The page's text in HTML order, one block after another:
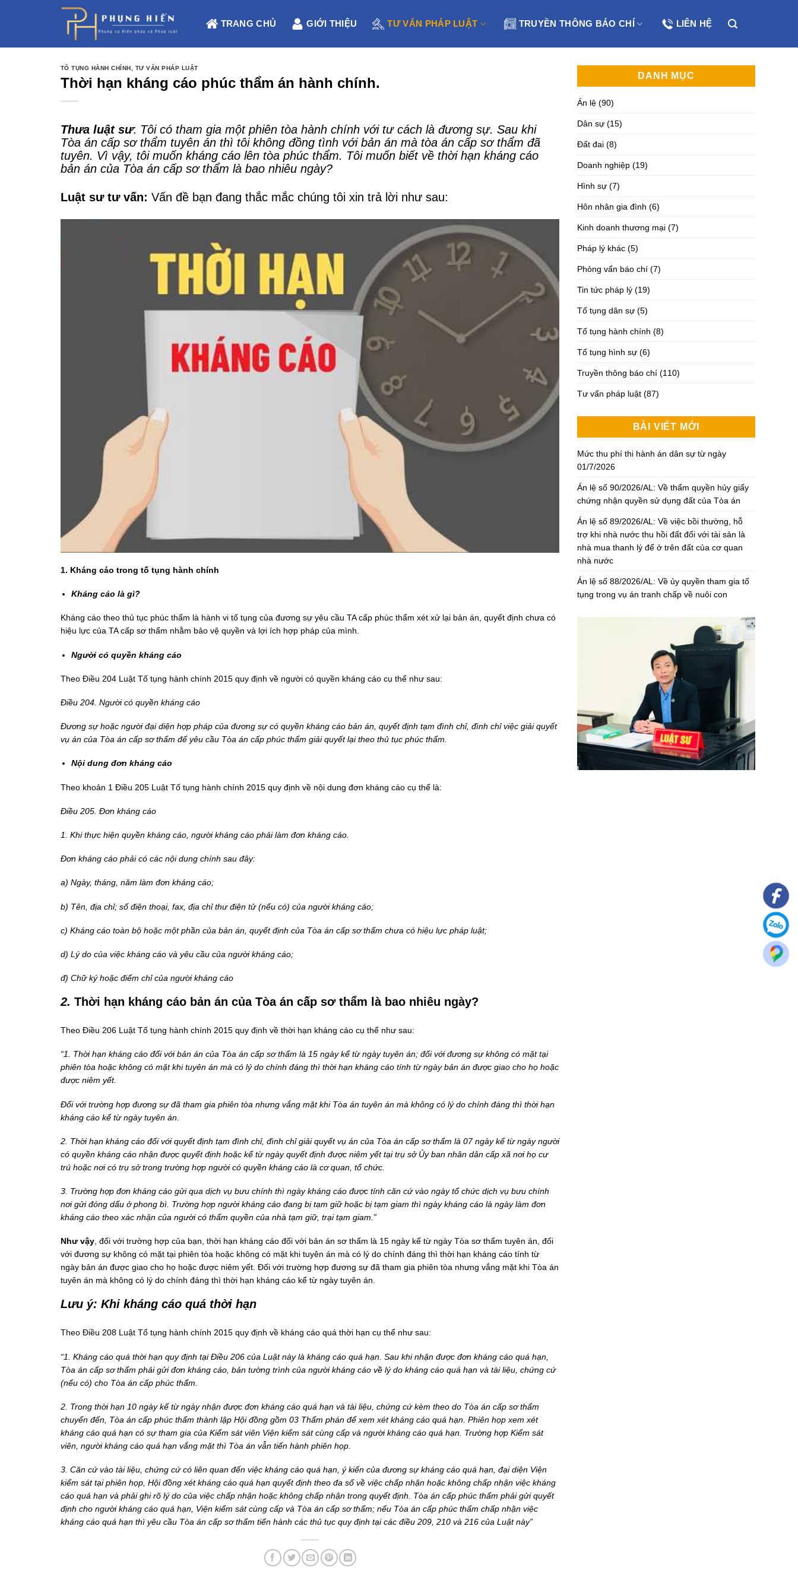
TRANG CHỦ GIỚI THIỆU TƯ VẤN PHÁP LUẬT TRUYỀN THÔNG BÁO CHÍ LIÊN HỆ
TỐ TỤNG HÀNH CHÍNH TƯ VẤN PHÁP LUẬT
Thời hạn kháng cáo phúc thẩm án hành chính.
Thưa luật sư: Tôi có tham gia một phiên tòa hành chính với tư cách là đương sự. Sau khi
Tòa án cấp sơ thẩm tuyên án thì tôi không đồng tình với bản án mà tòa án cấp sơ thẩm đã
tuyên. Vì vậy, tôi muốn kháng cáo lên tòa phúc thẩm. Tôi muốn biết về thời hạn kháng cáo
bản án của Tòa án cấp sơ thẩm là bao nhiêu ngày?
Luật sư tư vấn: Vấn đề bạn đang thắc mắc chúng tôi xin trả lời như sau:
1. Kháng cáo trong tố tụng hành chính
Kháng cáo là gì?
Kháng cáo theo thủ tục phúc thẩm là hành vi tố tụng của đương sự yêu cầu TA cấp phúc thẩm xét xử lại bản án, quyết định chưa có
hiệu lực của TA cấp sơ thẩm nhằm bảo vệ quyền và lợi ích hợp pháp của mình.
Người có quyền kháng cáo
Theo Điều 204 Luật Tố tụng hành chính 2015 quy định về người có quyền kháng cáo cụ thể như sau:
Điều 204. Người có quyền kháng cáo
Đương sự hoặc người đại diện hợp pháp của đương sự có quyền kháng cáo bản án, quyết định tạm đình chỉ, đình chỉ việc giải quyết
vụ án của Tòa án cấp sơ thẩm để yêu cầu Tòa án cấp phúc thẩm giải quyết lại theo thủ tục phúc thẩm.
Nội dung đơn kháng cáo
Theo khoản 1 Điều 205 Luật Tố tụng hành chính 2015 quy định về nội dung đơn kháng cáo cụ thể là:
Điều 205. Đơn kháng cáo
1. Khi thực hiện quyền kháng cáo, người kháng cáo phải làm đơn kháng cáo.
Đơn kháng cáo phải có các nội dung chính sau đây:
a) Ngày, tháng, năm làm đơn kháng cáo;
b) Tên, địa chỉ; số điện thoại, fax, địa chỉ thư điện tử (nếu có) của người kháng cáo;
c) Kháng cáo toàn bộ hoặc một phần của bản án, quyết định của Tòa án cấp sơ thẩm chưa có hiệu lực pháp luật;
d) Lý do của việc kháng cáo và yêu cầu của người kháng cáo;
đ) Chữ ký hoặc điểm chỉ của người kháng cáo
2. Thời hạn kháng cáo bản án của Tòa án cấp sơ thẩm là bao nhiêu ngày?
Theo Điều 206 Luật Tố tụng hành chính 2015 quy định về thời hạn kháng cáo cụ thể như sau:
“1. Thời hạn kháng cáo đối với bản án của Tòa án cấp sơ thẩm là 15 ngày kể từ ngày tuyên án; đối với đương sự không có mặt tại
phiên tòa hoặc không có mặt khi tuyên án mà có lý do chính đáng thì thời hạn kháng cáo tính từ ngày bản án được giao cho họ hoặc
được niêm yết.
Đối với trường hợp đương sự đã tham gia phiên tòa nhưng vắng mặt khi Tòa án tuyên án mà không có lý do chính đáng thì thời hạn
kháng cáo kể từ ngày tuyên án.
2. Thời hạn kháng cáo đối với quyết định tạm đình chỉ, đình chỉ giải quyết vụ án của Tòa án cấp sơ thẩm là 07 ngày kể từ ngày người
có quyền kháng cáo nhận được quyết định hoặc kể từ ngày quyết định được niêm yết tại trụ sở Ủy ban nhân dân cấp xã nơi họ cư
trú hoặc nơi có trụ sở trong trường hợp người có quyền kháng cáo là cơ quan, tổ chức.
3. Trường hợp đơn kháng cáo gửi qua dịch vụ bưu chính thì ngày kháng cáo được tính căn cứ vào ngày tổ chức dịch vụ bưu chính
nơi gửi đóng dấu ở phong bì. Trường hợp người kháng cáo đang bị tạm giữ hoặc bị tạm giam thì ngày kháng cáo là ngày làm đơn
kháng cáo theo xác nhận của người có thẩm quyền của nhà tạm giữ, trại tạm giam.”
Như vậy, đối với trường hợp của bạn, thời hạn kháng cáo đối với bản án sơ thẩm là 15 ngày kể từ ngày Tòa sơ thẩm tuyên án, đối
với đương sự không có mặt tại phiên tòa hoặc không có mặt khi tuyên án mà có lý do chính đáng thì thời hạn kháng cáo tính từ
ngày bản án được giao cho họ hoặc được niêm yết. Đối với trường hợp đương sự đã tham gia phiên tòa nhưng vắng mặt khi Tòa án
tuyên án mà không có lý do chính đáng thì thời hạn kháng cáo kể từ ngày tuyên án.
Lưu ý: Khi kháng cáo quá thời hạn
Theo Điều 208 Luật Tố tụng hành chính 2015 quy định về kháng cáo quá thời hạn cụ thể như sau:
“1. Kháng cáo quá thời hạn quy định tại Điều 206 của Luật này là kháng cáo quá hạn. Sau khi nhận được đơn kháng cáo quá hạn,
Tòa án cấp sơ thẩm phải gửi đơn kháng cáo, bản tường trình của người kháng cáo về lý do kháng cáo quá hạn và tài liệu, chứng cứ
(nếu có) cho Tòa án cấp phúc thẩm.
2. Trong thời hạn 10 ngày kể từ ngày nhận được đơn kháng cáo quá hạn và tài liệu, chứng cứ kèm theo do Tòa án cấp sơ thẩm
chuyển đến, Tòa án cấp phúc thẩm thành lập Hội đồng gồm 03 Thẩm phán để xem xét kháng cáo quá hạn. Phiên họp xem xét
kháng cáo quá hạn có sự tham gia của Kiểm sát viên Viện kiểm sát cùng cấp và người kháng cáo quá hạn. Trường hợp Kiểm sát
viên, người kháng cáo quá hạn vắng mặt thì Tòa án vẫn tiến hành phiên họp.
3. Căn cứ vào tài liệu, chứng cứ có liên quan đến việc kháng cáo quá hạn, ý kiến của đương sự kháng cáo quá hạn, đại diện Viện
kiểm sát tại phiên họp, Hội đồng xét kháng cáo quá hạn quyết định theo đa số về việc chấp nhận hoặc không chấp nhận việc kháng
cáo quá hạn và phải ghi rõ lý do của việc chấp nhận hoặc không chấp nhận trong quyết định. Tòa án cấp phúc thẩm phải gửi quyết
định cho người kháng cáo quá hạn, Viện kiểm sát cùng cấp và Tòa án cấp sơ thẩm; nếu Tòa án cấp phúc thẩm chấp nhận việc
kháng cáo quá hạn thì yêu cầu Tòa án cấp sơ thẩm tiến hành các thủ tục quy định tại các điều 209, 210 và 216 của Luật này”
DANH MỤC
Án lệ (90)
Dân sự (15)
Đất đai (8)
Doanh nghiệp (19)
Hình sự (7)
Hôn nhân gia đình (6)
Kinh doanh thương mại (7)
Pháp lý khác (5)
Phỏng vấn báo chí (7)
Tin tức pháp lý (19)
Tố tụng dân sự (5)
Tố tụng hành chính (8)
Tố tụng hình sự (6)
Truyền thông báo chí (110)
Tư vấn pháp luật (87)
BÀI VIẾT MỚI
Mức thu phí thi hành án dân sự từ ngày
01/7/2026
Án lệ số 90/2026/AL: Về thẩm quyền hủy giấy
chứng nhận quyền sử dụng đất của Tòa án
Án lệ số 89/2026/AL: Về việc bồi thường, hỗ
trợ khi nhà nước thu hồi đất đối với tài sản là
nhà mua thanh lý để ở trên đất của cơ quan
nhà nước
Án lệ số 88/2026/AL: Về ủy quyền tham gia tố
tụng trong vụ án tranh chấp về nuôi con